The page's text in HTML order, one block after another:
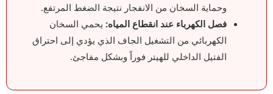
وحماية السخان من الانفجار نتيجة الضغط المرتفع.
فصل الكهرباء عند انقطاع المياه: يحمي السخان
الكهربائي من التشغيل الجاف الذي يؤدي إلى احتراق
الفتيل الداخلي للهيتر فوراً وبشكل مفاجئ.